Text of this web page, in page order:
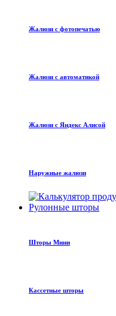
Жалюзи с фотопечатью
Жалюзи с автоматикой
Жалюзи с Яндекс Алисой
Наружные жалюзи
Рулонные шторы
Шторы Мини
Кассетные шторы